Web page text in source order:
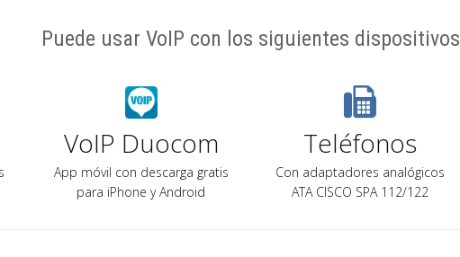
Puede usar VoIP con los siguientes dispositivos
VoIP Duocom
App móvil con descarga gratis
para iPhone y Android
Teléfonos
Con adaptadores analógicos
ATA CISCO SPA 112/122